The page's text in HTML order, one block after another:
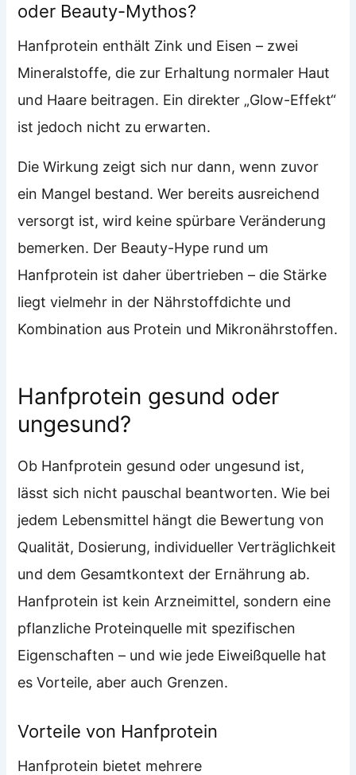
oder Beauty-Mythos?
Hanfprotein enthält Zink und Eisen – zwei
Mineralstoffe, die zur Erhaltung normaler Haut
und Haare beitragen. Ein direkter „Glow-Effekt“
ist jedoch nicht zu erwarten.
Die Wirkung zeigt sich nur dann, wenn zuvor
ein Mangel bestand. Wer bereits ausreichend
versorgt ist, wird keine spürbare Veränderung
bemerken. Der Beauty-Hype rund um
Hanfprotein ist daher übertrieben – die Stärke
liegt vielmehr in der Nährstoffdichte und
Kombination aus Protein und Mikronährstoffen.
Hanfprotein gesund oder
ungesund?
Ob Hanfprotein gesund oder ungesund ist,
lässt sich nicht pauschal beantworten. Wie bei
jedem Lebensmittel hängt die Bewertung von
Qualität, Dosierung, individueller Verträglichkeit
und dem Gesamtkontext der Ernährung ab.
Hanfprotein ist kein Arzneimittel, sondern eine
pflanzliche Proteinquelle mit spezifischen
Eigenschaften – und wie jede Eiweißquelle hat
es Vorteile, aber auch Grenzen.
Vorteile von Hanfprotein
Hanfprotein bietet mehrere